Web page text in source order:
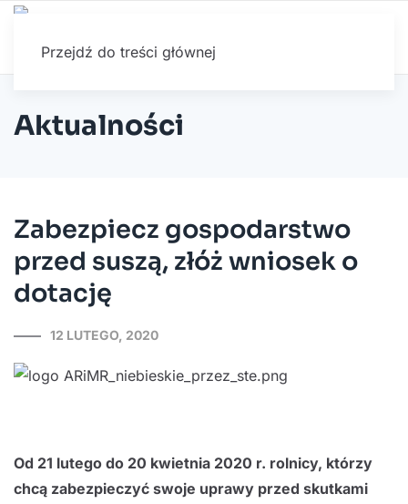
Przejdź do treści głównej
Aktualności
Zabezpiecz gospodarstwo
przed suszą, złóż wniosek o
dotację
12 LUTEGO, 2020
Od 21 lutego do 20 kwietnia 2020 r. rolnicy, którzy
chcą zabezpieczyć swoje uprawy przed skutkami